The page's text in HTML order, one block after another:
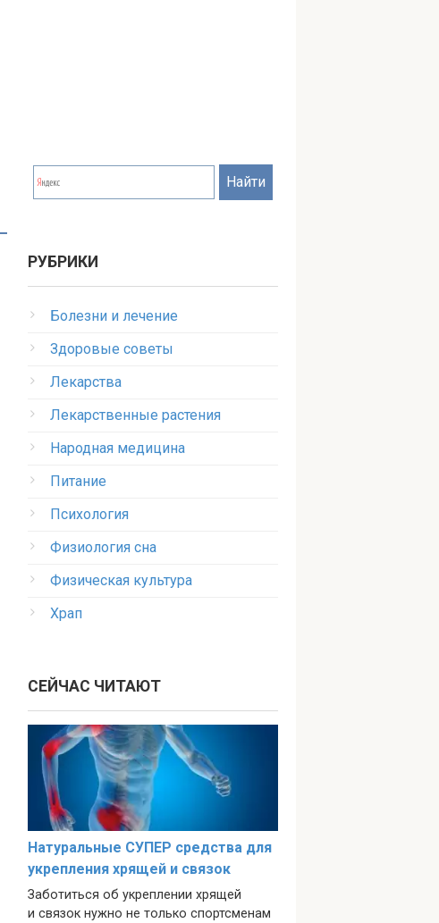
РУБРИКИ
Болезни и лечение
Здоровые советы
Лекарства
Лекарственные растения
Народная медицина
Питание
Психология
Физиология сна
Физическая культура
Храп
СЕЙЧАС ЧИТАЮТ
Натуральные СУПЕР средства для
укрепления хрящей и связок
Заботиться об укреплении хрящей
и связок нужно не только спортсменам